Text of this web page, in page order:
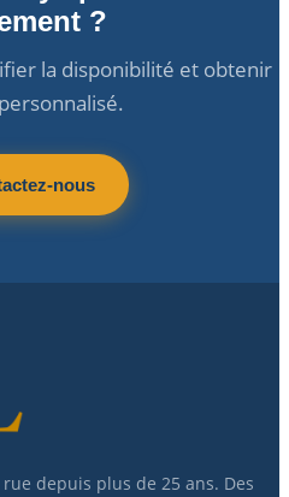
?
la disponibilité et obtenir
nous
depuis plus de 25 ans. Des